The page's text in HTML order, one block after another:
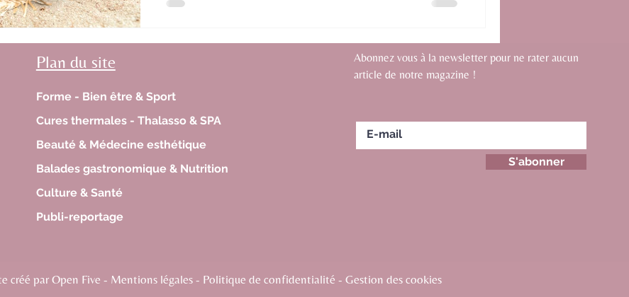
Plan du site
Forme - Bien être & Sport
Cures thermales - Thalasso & SPA
Beauté & Médecine esthétique
Balades gastronomique & Nutrition
Culture & Santé
Publi-reportage
Abonnez vous à la newsletter pour ne rater aucun
article de notre magazine !
S'abonner
créé par Open Five - Mentions légales - Politique de confidentialité - Gestion des cookies